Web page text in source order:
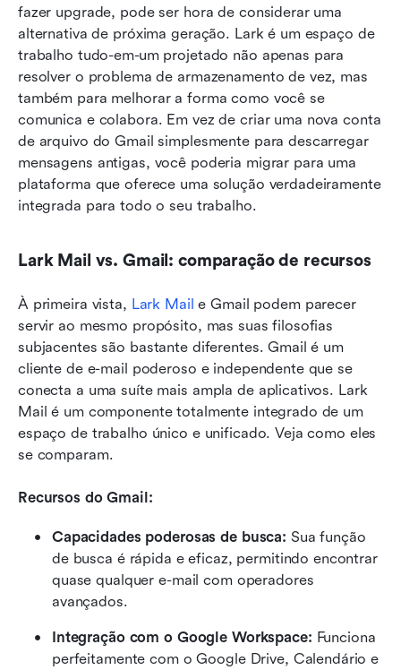
fazer upgrade, pode ser hora de considerar uma
alternativa de próxima geração. Lark é um espaço de
trabalho tudo-em-um projetado não apenas para
resolver o problema de armazenamento de vez, mas
também para melhorar a forma como você se
comunica e colabora. Em vez de criar uma nova conta
de arquivo do Gmail simplesmente para descarregar
mensagens antigas, você poderia migrar para uma
plataforma que oferece uma solução verdadeiramente
integrada para todo o seu trabalho.
Lark Mail vs. Gmail: comparação de recursos
À primeira vista, Lark Mail e Gmail podem parecer
servir ao mesmo propósito, mas suas filosofias
subjacentes são bastante diferentes. Gmail é um
cliente de e-mail poderoso e independente que se
conecta a uma suíte mais ampla de aplicativos. Lark
Mail é um componente totalmente integrado de um
espaço de trabalho único e unificado. Veja como eles
se comparam.
Recursos do Gmail:
Capacidades poderosas de busca: Sua função
de busca é rápida e eficaz, permitindo encontrar
quase qualquer e-mail com operadores
avançados.
Integração com o Google Workspace: Funciona
perfeitamente com o Google Drive, Calendário e